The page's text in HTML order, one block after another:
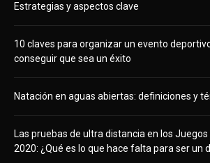
Estrategias y aspectos clave
10 claves para organizar un evento
conseguir que sea un éxito
Natación en aguas abiertas: definiciones y
Las pruebas de ultra distancia en los
2020: ¿Qué es lo que hace falta para ser un